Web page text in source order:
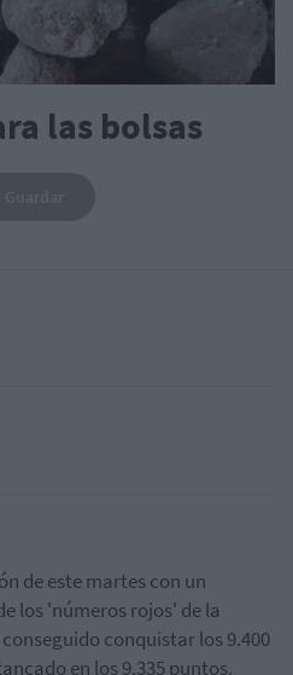
las bolsas
de este martes con un
los 'números rojos' de la
conquistar los 9.400
en los 9.335 puntos.